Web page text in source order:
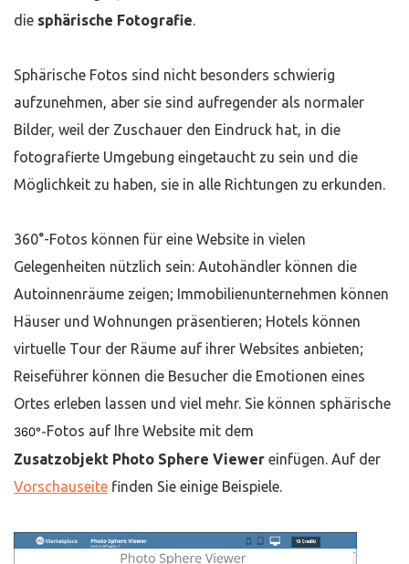
die sphärische Fotografie.
Sphärische Fotos sind nicht besonders schwierig
aufzunehmen, aber sie sind aufregender als normaler
Bilder, weil der Zuschauer den Eindruck hat, in die
fotografierte Umgebung eingetaucht zu sein und die
Möglichkeit zu haben, sie in alle Richtungen zu erkunden.
360°-Fotos können für eine Website in vielen
Gelegenheiten nützlich sein: Autohändler können die
Autoinnenräume zeigen; Immobilienunternehmen können
Häuser und Wohnungen präsentieren; Hotels können
virtuelle Tour der Räume auf ihrer Websites anbieten;
Reiseführer können die Besucher die Emotionen eines
Ortes erleben lassen und viel mehr. Sie können sphärische
360°-Fotos auf Ihre Website mit dem
Zusatzobjekt Photo Sphere Viewer einfügen. Auf der
Vorschauseite finden Sie einige Beispiele.